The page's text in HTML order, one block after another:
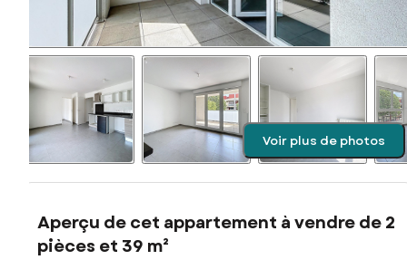
Voir plus de photos
Aperçu de cet appartement à vendre de 2
pièces et 39 m²